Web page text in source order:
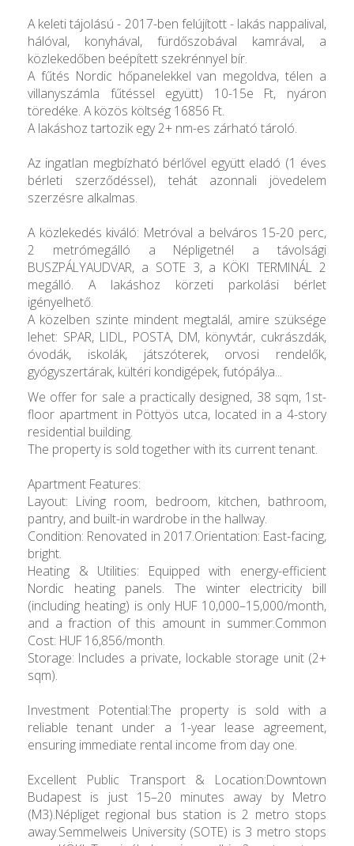
A keleti tájolású - 2017-ben felújított - lakás nappalival,
hálóval, konyhával, fürdőszobával kamrával, a
közlekedőben beépített szekrénnyel bír.
A fűtés Nordic hőpanelekkel van megoldva, télen a
villanyszámla fűtéssel együtt) 10-15e Ft, nyáron
töredéke. A közös költség 16856 Ft.
A lakáshoz tartozik egy 2+ nm-es zárható tároló.
Az ingatlan megbízható bérlővel együtt eladó (1 éves
bérleti szerződéssel), tehát azonnali jövedelem
szerzésre alkalmas.
A közlekedés kiváló: Metróval a belváros 15-20 perc,
2 metrómegálló a Népligetnél a távolsági
BUSZPÁLYAUDVAR, a SOTE 3, a KÖKI TERMINÁL 2
megálló. A lakáshoz körzeti parkolási bérlet
igényelhető.
A közelben szinte mindent megtalál, amire szüksége
lehet: SPAR, LIDL, POSTA, DM, könyvtár, cukrászdák,
óvodák, iskolák, játszóterek, orvosi rendelők,
gyógyszertárak, kültéri kondigépek, futópálya...
We offer for sale a practically designed, 38 sqm, 1st-
floor apartment in Pöttyös utca, located in a 4-story
residential building.
The property is sold together with its current tenant.
Apartment Features:
Layout: Living room, bedroom, kitchen, bathroom,
pantry, and built-in wardrobe in the hallway.
Condition: Renovated in 2017.Orientation: East-facing,
bright.
Heating & Utilities: Equipped with energy-efficient
Nordic heating panels. The winter electricity bill
(including heating) is only HUF 10,000–15,000/month,
and a fraction of this amount in summer.Common
Cost: HUF 16,856/month.
Storage: Includes a private, lockable storage unit (2+
sqm).
Investment Potential:The property is sold with a
reliable tenant under a 1-year lease agreement,
ensuring immediate rental income from day one.
Excellent Public Transport & Location:Downtown
Budapest is just 15–20 minutes away by Metro
(M3).Népliget regional bus station is 2 metro stops
away.Semmelweis University (SOTE) is 3 metro stops